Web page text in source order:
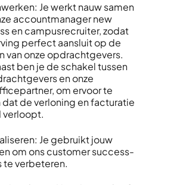
Je werkt nauw samen
accountmanager new
en campusrecruiter, zodat
perfect aansluit op de
van onze opdrachtgevers.
ben je de schakel tussen
en onze
om ervoor te
dat de verloning en facturatie
verloopt.
Je gebruikt jouw
om ons customer success-
te verbeteren.